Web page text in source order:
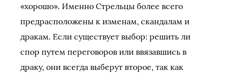
«хорошо». Именно Стрельцы более всего
предрасположены к изменам, скандалам и
дракам. Если существует выбор: решить ли
спор путем переговоров или ввязавшись в
драку, они всегда выберут второе, так как